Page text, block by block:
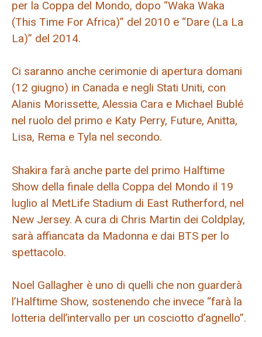
per la Coppa del Mondo, dopo “Waka Waka
(This Time For Africa)” del 2010 e “Dare (La La
La)” del 2014.
Ci saranno anche cerimonie di apertura domani
(12 giugno) in Canada e negli Stati Uniti, con
Alanis Morissette, Alessia Cara e Michael Bublé
nel ruolo del primo e Katy Perry, Future, Anitta,
Lisa, Rema e Tyla nel secondo.
Shakira farà anche parte del primo Halftime
Show della finale della Coppa del Mondo il 19
luglio al MetLife Stadium di East Rutherford, nel
New Jersey. A cura di Chris Martin dei Coldplay,
sarà affiancata da Madonna e dai BTS per lo
spettacolo.
Noel Gallagher è uno di quelli che non guarderà
l’Halftime Show, sostenendo che invece “farà la
lotteria dell’intervallo per un cosciotto d’agnello”.